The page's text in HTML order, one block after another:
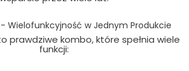
- Wielofunkcyjność w Jednym Produkcie
prawdziwe kombo, które spełnia wiele
funkcji: